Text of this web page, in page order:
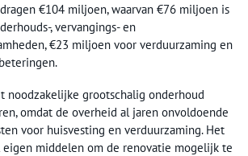
€104 miljoen, waarvan €76 miljoen is
, vervangings- en
€23 miljoen voor verduurzaming en
noodzakelijke grootschalig onderhoud
omdat de overheid al jaren onvoldoende
voor huisvesting en verduurzaming. Het
eigen middelen om de renovatie mogelijk te